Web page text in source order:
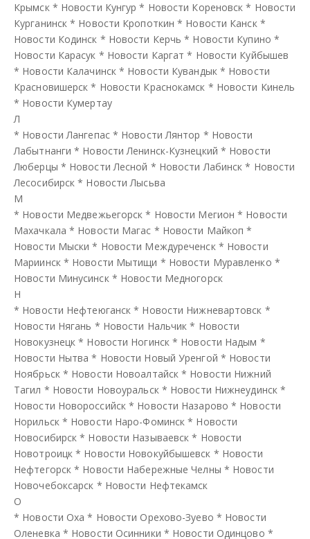
Крымск * Новости Кунгур * Новости Кореновск * Новости
Курганинск * Новости Кропоткин * Новости Канск *
Новости Кодинск * Новости Керчь * Новости Купино *
Новости Карасук * Новости Каргат * Новости Куйбышев
* Новости Калачинск * Новости Кувандык * Новости
Красновишерск * Новости Краснокамск * Новости Кинель
* Новости Кумертау
Л
* Новости Лангепас* Новости Лянтор * Новости
Лабытнанги * Новости Ленинск-Кузнецкий * Новости
Люберцы * Новости Лесной * Новости Лабинск * Новости
Лесосибирск * Новости Лысьва
М
* Новости Медвежьегорск * Новости Мегион * Новости
Махачкала * Новости Магас * Новости Майкоп *
Новости Мыски * Новости Междуреченск * Новости
Мариинск * Новости Мытищи * Новости Муравленко *
Новости Минусинск * Новости Медногорск
Н
* Новости Нефтеюганск * Новости Нижневартовск *
Новости Нягань * Новости Нальчик * Новости
Новокузнецк * Новости Ногинск * Новости Надым *
Новости Нытва * Новости Новый Уренгой * Новости
Ноябрьск * Новости Новоалтайск * Новости Нижний
Тагил * Новости Новоуральск * Новости Нижнеудинск *
Новости Новороссийск * Новости Назарово * Новости
Норильск * Новости Наро-Фоминск * Новости
Новосибирск * Новости Называевск * Новости
Новотроицк * Новости Новокуйбышевск * Новости
Нефтегорск * Новости Набережные Челны * Новости
Новочебоксарск * Новости Нефтекамск
О
* Новости Оха * Новости Орехово-Зуево * Новости
Оленевка * Новости Осинники * Новости Одинцово *